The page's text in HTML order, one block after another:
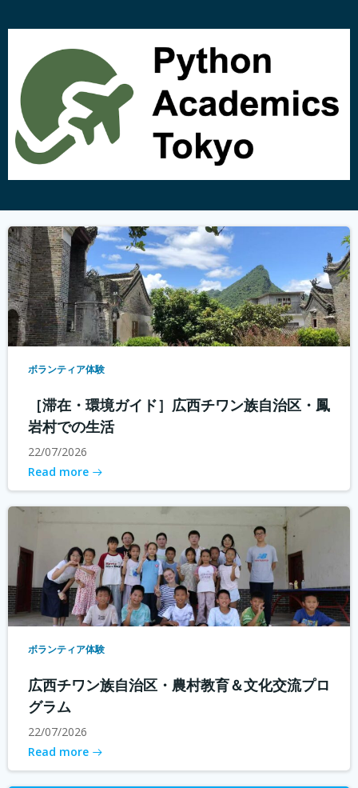
ン
ン
ツ
へ
キ
ッ
プ
ボランティア体験
［滞在・環境ガイド］広西チワン族自治区・鳳
岩村での生活
22/07/2026
Read more
ボランティア体験
広西チワン族自治区・農村教育＆文化交流プロ
グラム
22/07/2026
Read more